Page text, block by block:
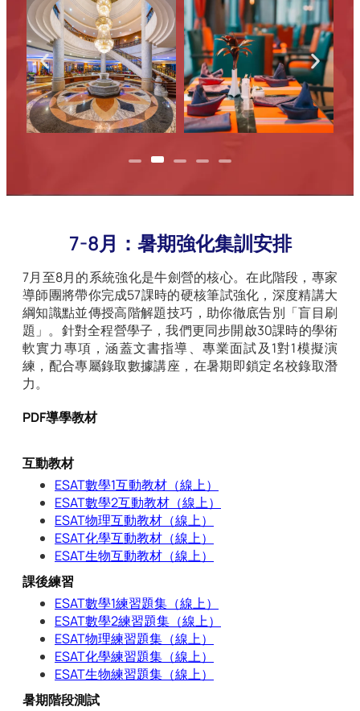
7-8月：暑期強化集訓安排
7月至8月的系統強化是牛劍營的核心。在此階段，專家
導師團將帶你完成57課時的硬核筆試強化，深度精講大
綱知識點並傳授高階解題技巧，助你徹底告別「盲目刷
題」。針對全程營學子，我們更同步開啟30課時的學術
軟實力專項，涵蓋文書指導、專業面試及1對1模擬演
練，配合專屬錄取數據講座，在暑期即鎖定名校錄取潛
力。
PDF導學教材
互動教材
ESAT數學1互動教材（線上）
ESAT數學2互動教材（線上）
ESAT物理互動教材（線上）
ESAT化學互動教材（線上）
ESAT生物互動教材（線上）
課後練習
ESAT數學1練習題集（線上）
ESAT數學2練習題集（線上）
ESAT物理練習題集（線上）
ESAT化學練習題集（線上）
ESAT生物練習題集（線上）
暑期階段測試